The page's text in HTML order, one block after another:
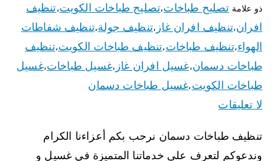
ذو علامة تصليح طباخات،تصليح طباخات الكويت،تنظيف
افران،تنظيف افران غاز ،تنظيف جولة،تنظيف شفاطات
الهواء،تنظيف طباخات،تنظيف طباخات الكويت،تنظيف
طباخات دسمان،غسيل افران غاز ،غسيل طباخات،غسيل
طباخات الكويت،غسيل طباخات دسمان
لا تعليقات
تنظيف طباخات دسمان نرحب بكم أعزاءنا الكرام
وندعوكم لتعرف على خدماتنا المتميزة في غسيل و